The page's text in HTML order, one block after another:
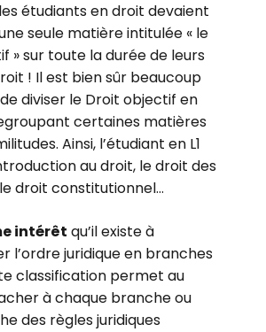
étudiants en droit devaient
seule matière intitulée « le
» sur toute la durée de leurs
! Il est bien sûr beaucoup
diviser le Droit objectif en
certaines matières
Ainsi, l’étudiant en L1
au droit, le droit des
droit constitutionnel…
intérêt qu’il existe à
l’ordre juridique en branches
classification permet au
à chaque branche ou
des règles juridiques